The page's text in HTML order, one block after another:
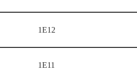
1E12
1E11